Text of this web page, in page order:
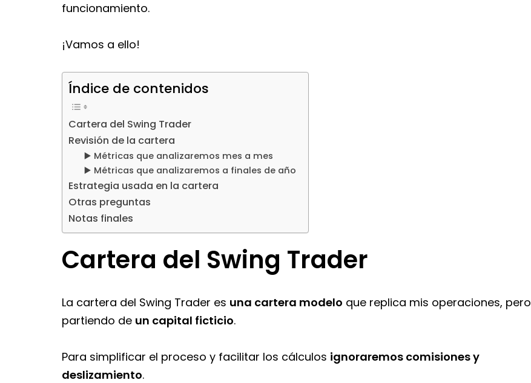
funcionamiento.
¡Vamos a ello!
Índice de contenidos
Cartera del Swing Trader
Revisión de la cartera
▶️ Métricas que analizaremos mes a mes
▶️ Métricas que analizaremos a finales de año
Estrategia usada en la cartera
Otras preguntas
Notas finales
Cartera del Swing Trader
La cartera del Swing Trader es una cartera modelo que replica mis operaciones, pero
partiendo de un capital ficticio.
Para simplificar el proceso y facilitar los cálculos ignoraremos comisiones y
deslizamiento.